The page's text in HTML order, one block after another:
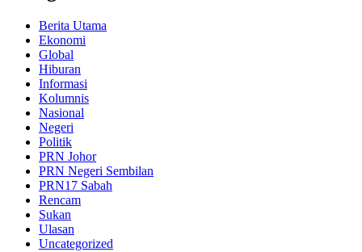
Berita Utama
Ekonomi
Global
Hiburan
Informasi
Kolumnis
Nasional
Negeri
Politik
PRN Johor
PRN Negeri Sembilan
PRN17 Sabah
Rencam
Sukan
Ulasan
Uncategorized